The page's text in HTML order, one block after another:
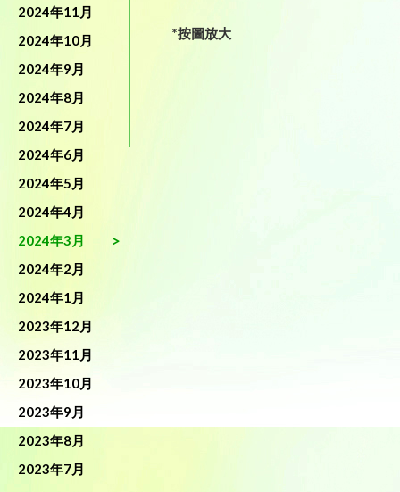
2024年11月
2024年10月
2024年9月
2024年8月
2024年7月
2024年6月
2024年5月
2024年4月
2024年3月
2024年2月
2024年1月
2023年12月
2023年11月
2023年10月
2023年9月
2023年8月
2023年7月
*按圖放大